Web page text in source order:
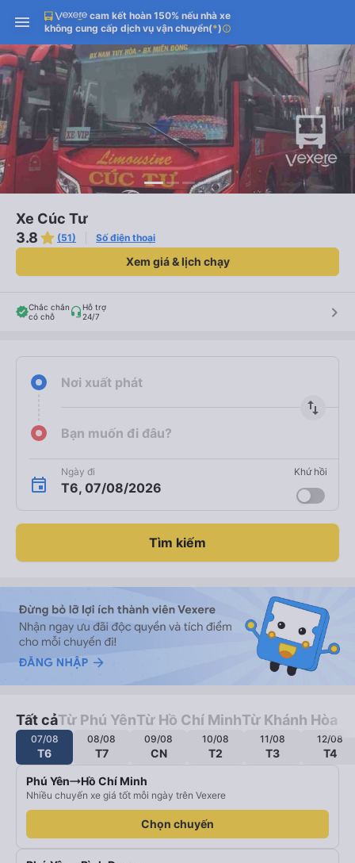
cam kết hoàn 150% nếu nhà xe
không cung cấp dịch vụ vận chuyển(*)info
Xe Cúc Tư
3.8
(51) Số điện thoại
Xem giá & lịch chạy
Chắc chắn
có chỗ
Hỗ trợ
24/7
keyboard_arrow_right
Nơi xuất phát
import_export
Bạn muốn đi đâu?
Ngày đi
T6, 07/08/2026
Khứ hồi
Tìm kiếm
Tất cảTừ Phú YênTừ Hồ Chí MinhTừ Khánh Hòa
07/08
T6
08/08
T7
09/08
CN
10/08
T2
11/08
T3
12/08
T4
Phú Yên Hồ Chí Minh
Nhiều chuyến xe giá tốt mỗi ngày trên Vexere
Chọn chuyến